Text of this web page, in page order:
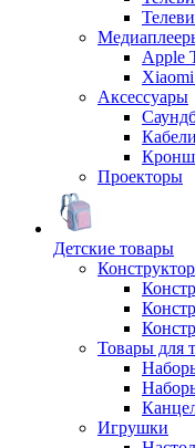
Apple
Аксессуары
Проекторы
Детские товары
Товары для
Игрушки